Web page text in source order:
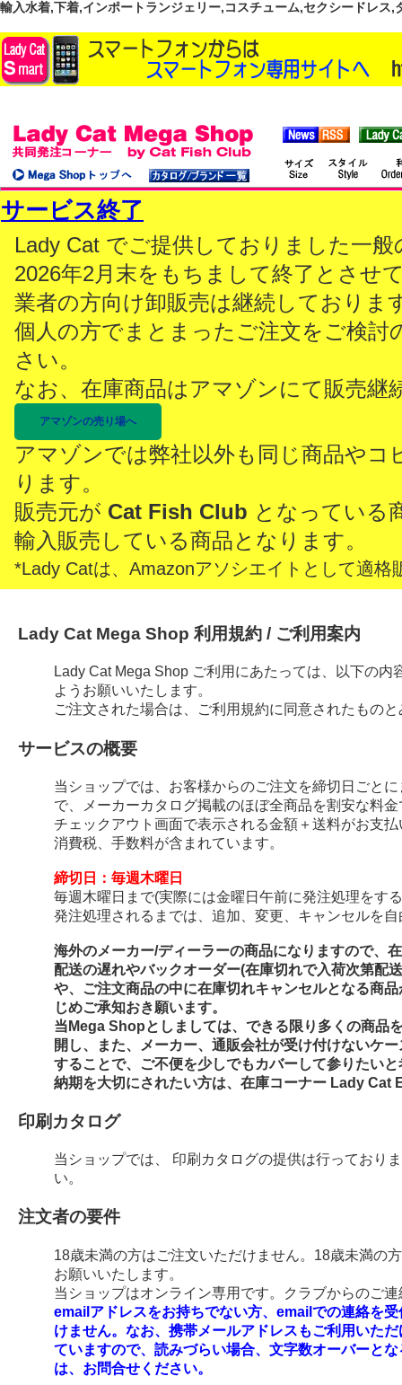
輸入水着,下着,インポートランジェリー,コスチューム,セクシードレス
サービス終了
Lady Cat でご提供しておりました一
2026年2月末をもちまして終了とさせ
業者の方向け卸販売は継続しておりま
個人の方でまとまったご注文をご検討
さい。
なお、在庫商品はアマゾンにて販売継
アマゾンの売り場へ
アマゾンでは弊社以外も同じ商品やコ
ります。
販売元が Cat Fish Club となっている
輸入販売している商品となります。
*Lady Catは、Amazonアソシエイトとして適格
Lady Cat Mega Shop 利用規約 / ご利用案内
Lady Cat Mega Shop ご利用にあたっては、以下の
ようお願いいたします。
ご注文された場合は、ご利用規約に同意されたもの
サービスの概要
当ショップでは、お客様からのご注文を締切日ごと
で、メーカーカタログ掲載のほぼ全商品を割安な料
チェックアウト画面で表示される金額＋送料がお支
消費税、手数料が含まれています。
締切日：毎週木曜日
毎週木曜日まで(実際には金曜日午前に発注処理をす
発注処理されるまでは、追加、変更、キャンセルを
海外のメーカー/ディーラーの商品になりますので、
配送の遅れやバックオーダー(在庫切れで入荷次第配
や、ご注文商品の中に在庫切れキャンセルとなる商
じめご承知おき願います。
当Mega Shopとしましては、できる限り多くの商品
開し、また、メーカー、通販会社が受け付けないケ
することで、ご不便を少しでもカバーして参りたい
納期を大切にされたい方は、在庫コーナー Lady Cat
印刷カタログ
当ショップでは、 印刷カタログの提供は行っており
い。
注文者の要件
18歳未満の方はご注文いただけません。18歳未満の
お願いいたします。
当ショップはオンライン専用です。クラブからのご
emailアドレスをお持ちでない方、emailでの連絡を
けません。なお、携帯メールアドレスもご利用いた
ていますので、読みづらい場合、文字数オーバーと
は、お問合せください。